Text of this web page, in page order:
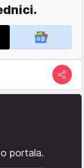
portala.